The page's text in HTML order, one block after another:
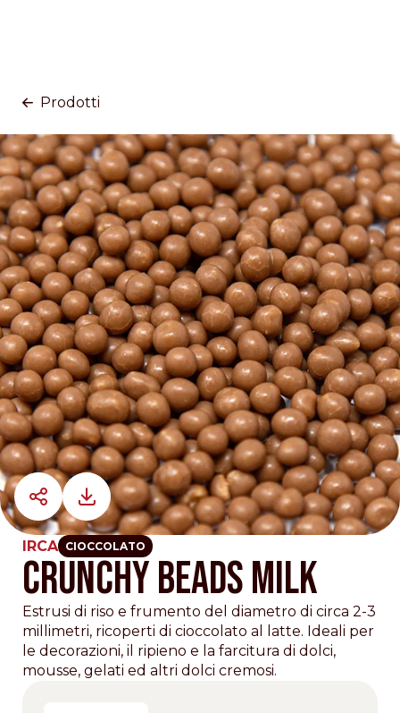
Prodotti
IRCA CIOCCOLATO
CRUNCHY BEADS MILK
Estrusi di riso e frumento del diametro di circa 2-3
millimetri, ricoperti di cioccolato al latte. Ideali per
le decorazioni, il ripieno e la farcitura di dolci,
mousse, gelati ed altri dolci cremosi.